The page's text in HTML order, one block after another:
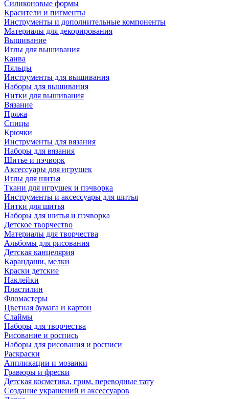
Силиконовые формы
Красители и пигменты
Инструменты и дополнительные компоненты
Материалы для декорирования
Вышивание
Иглы для вышивания
Канва
Пяльцы
Инструменты для вышивания
Наборы для вышивания
Нитки для вышивания
Вязание
Пряжа
Спицы
Крючки
Инструменты для вязания
Наборы для вязания
Шитье и пэчворк
Аксессуары для игрушек
Иглы для шитья
Ткани для игрушек и пэчворка
Инструменты и аксессуары для шитья
Нитки для шитья
Наборы для шитья и пэчворка
Детское творчество
Материалы для творчества
Альбомы для рисования
Детская канцелярия
Карандаши, мелки
Краски детские
Наклейки
Пластилин
Фломастеры
Цветная бумага и картон
Слаймы
Наборы для творчества
Рисование и роспись
Наборы для рисования и росписи
Раскраски
Аппликации и мозаики
Гравюры и фрески
Детская косметика, грим, переводные тату
Создание украшений и аксессуаров